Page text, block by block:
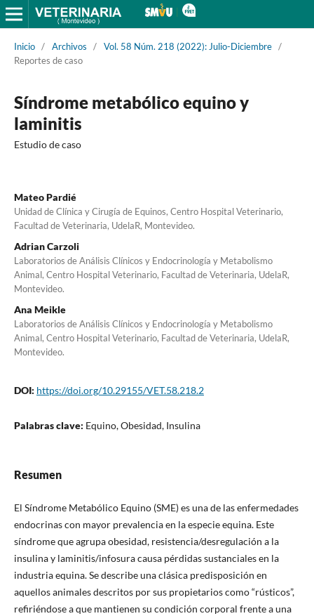
Inicio / Archivos / Vol. 58 Núm. 218 (2022): Julio-Diciembre /
Reportes de caso
Síndrome metabólico equino y
laminitis
Estudio de caso
Mateo Pardié
Unidad de Clínica y Cirugía de Equinos, Centro Hospital Veterinario,
Facultad de Veterinaria, UdelaR, Montevideo.
Adrian Carzoli
Laboratorios de Análisis Clínicos y Endocrinología y Metabolismo
Animal, Centro Hospital Veterinario, Facultad de Veterinaria, UdelaR,
Montevideo.
Ana Meikle
Laboratorios de Análisis Clínicos y Endocrinología y Metabolismo
Animal, Centro Hospital Veterinario, Facultad de Veterinaria, UdelaR,
Montevideo.
DOI: https://doi.org/10.29155/VET.58.218.2
Palabras clave: Equino, Obesidad, Insulina
Resumen
El Síndrome Metabólico Equino (SME) es una de las enfermedades
endocrinas con mayor prevalencia en la especie equina. Este
síndrome que agrupa obesidad, resistencia/desregulación a la
insulina y laminitis/infosura causa pérdidas sustanciales en la
industria equina. Se describe una clásica predisposición en
aquellos animales descritos por sus propietarios como “rústicos”,
refiriéndose a que mantienen su condición corporal frente a una